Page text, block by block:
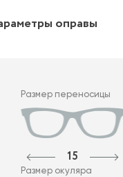
оправы
Размер переносицы
15
Размер окуляра